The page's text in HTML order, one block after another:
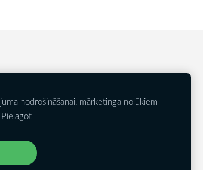
Apgaismojums, Cietie diski, Apple,
nodrošināšanai, mārketinga nolūkiem
Pielāgot